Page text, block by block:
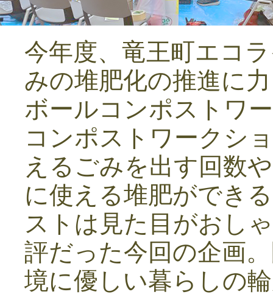
今年度、竜王町エコ
みの堆肥化の推進に
ボールコンポストワ
コンポストワークシ
えるごみを出す回数
に使える堆肥ができ
ストは見た目がおし
評だった今回の企画
境に優しい暮らしの